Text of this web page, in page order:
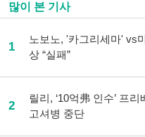
기
많이 본 기사
1
노보노, '카그리세마' vs
상 “실패”
2
릴리, ‘10억弗 인수’ 프
고셔병 중단